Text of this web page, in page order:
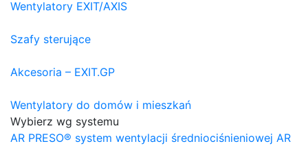
Wentylatory EXIT/AXIS
Szafy sterujące
Akcesoria – EXIT.GP
Wentylatory do domów i mieszkań
Wybierz wg systemu
AR PRESO® system wentylacji średniociśnieniowej AR